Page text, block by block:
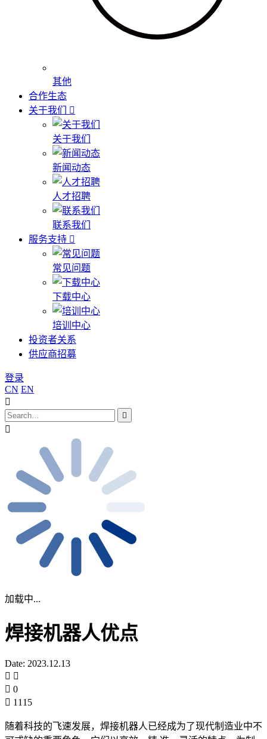
其他
合作生态
关于我们
关于我们
新闻动态
人才招聘
联系我们
服务支持
常见问题
下载中心
培训中心
投资者关系
供应商招募
登录
CN EN
加载中...
焊接机器人优点
Date: 2023.12.13
0
1115
随着科技的飞速发展，焊接机器人已经成为了现代制造业中不